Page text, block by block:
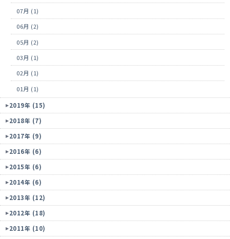
07月 (1)
06月 (2)
05月 (2)
03月 (1)
02月 (1)
01月 (1)
2019年 (15)
2018年 (7)
2017年 (9)
2016年 (6)
2015年 (6)
2014年 (6)
2013年 (12)
2012年 (18)
2011年 (10)